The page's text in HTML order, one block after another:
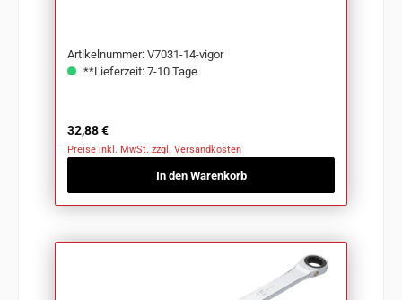
Artikelnummer: V7031-14-vigor
**Lieferzeit: 7-10 Tage
Regulärer Preis:
32,88 €
Preise inkl. MwSt. zzgl. Versandkosten
In den Warenkorb